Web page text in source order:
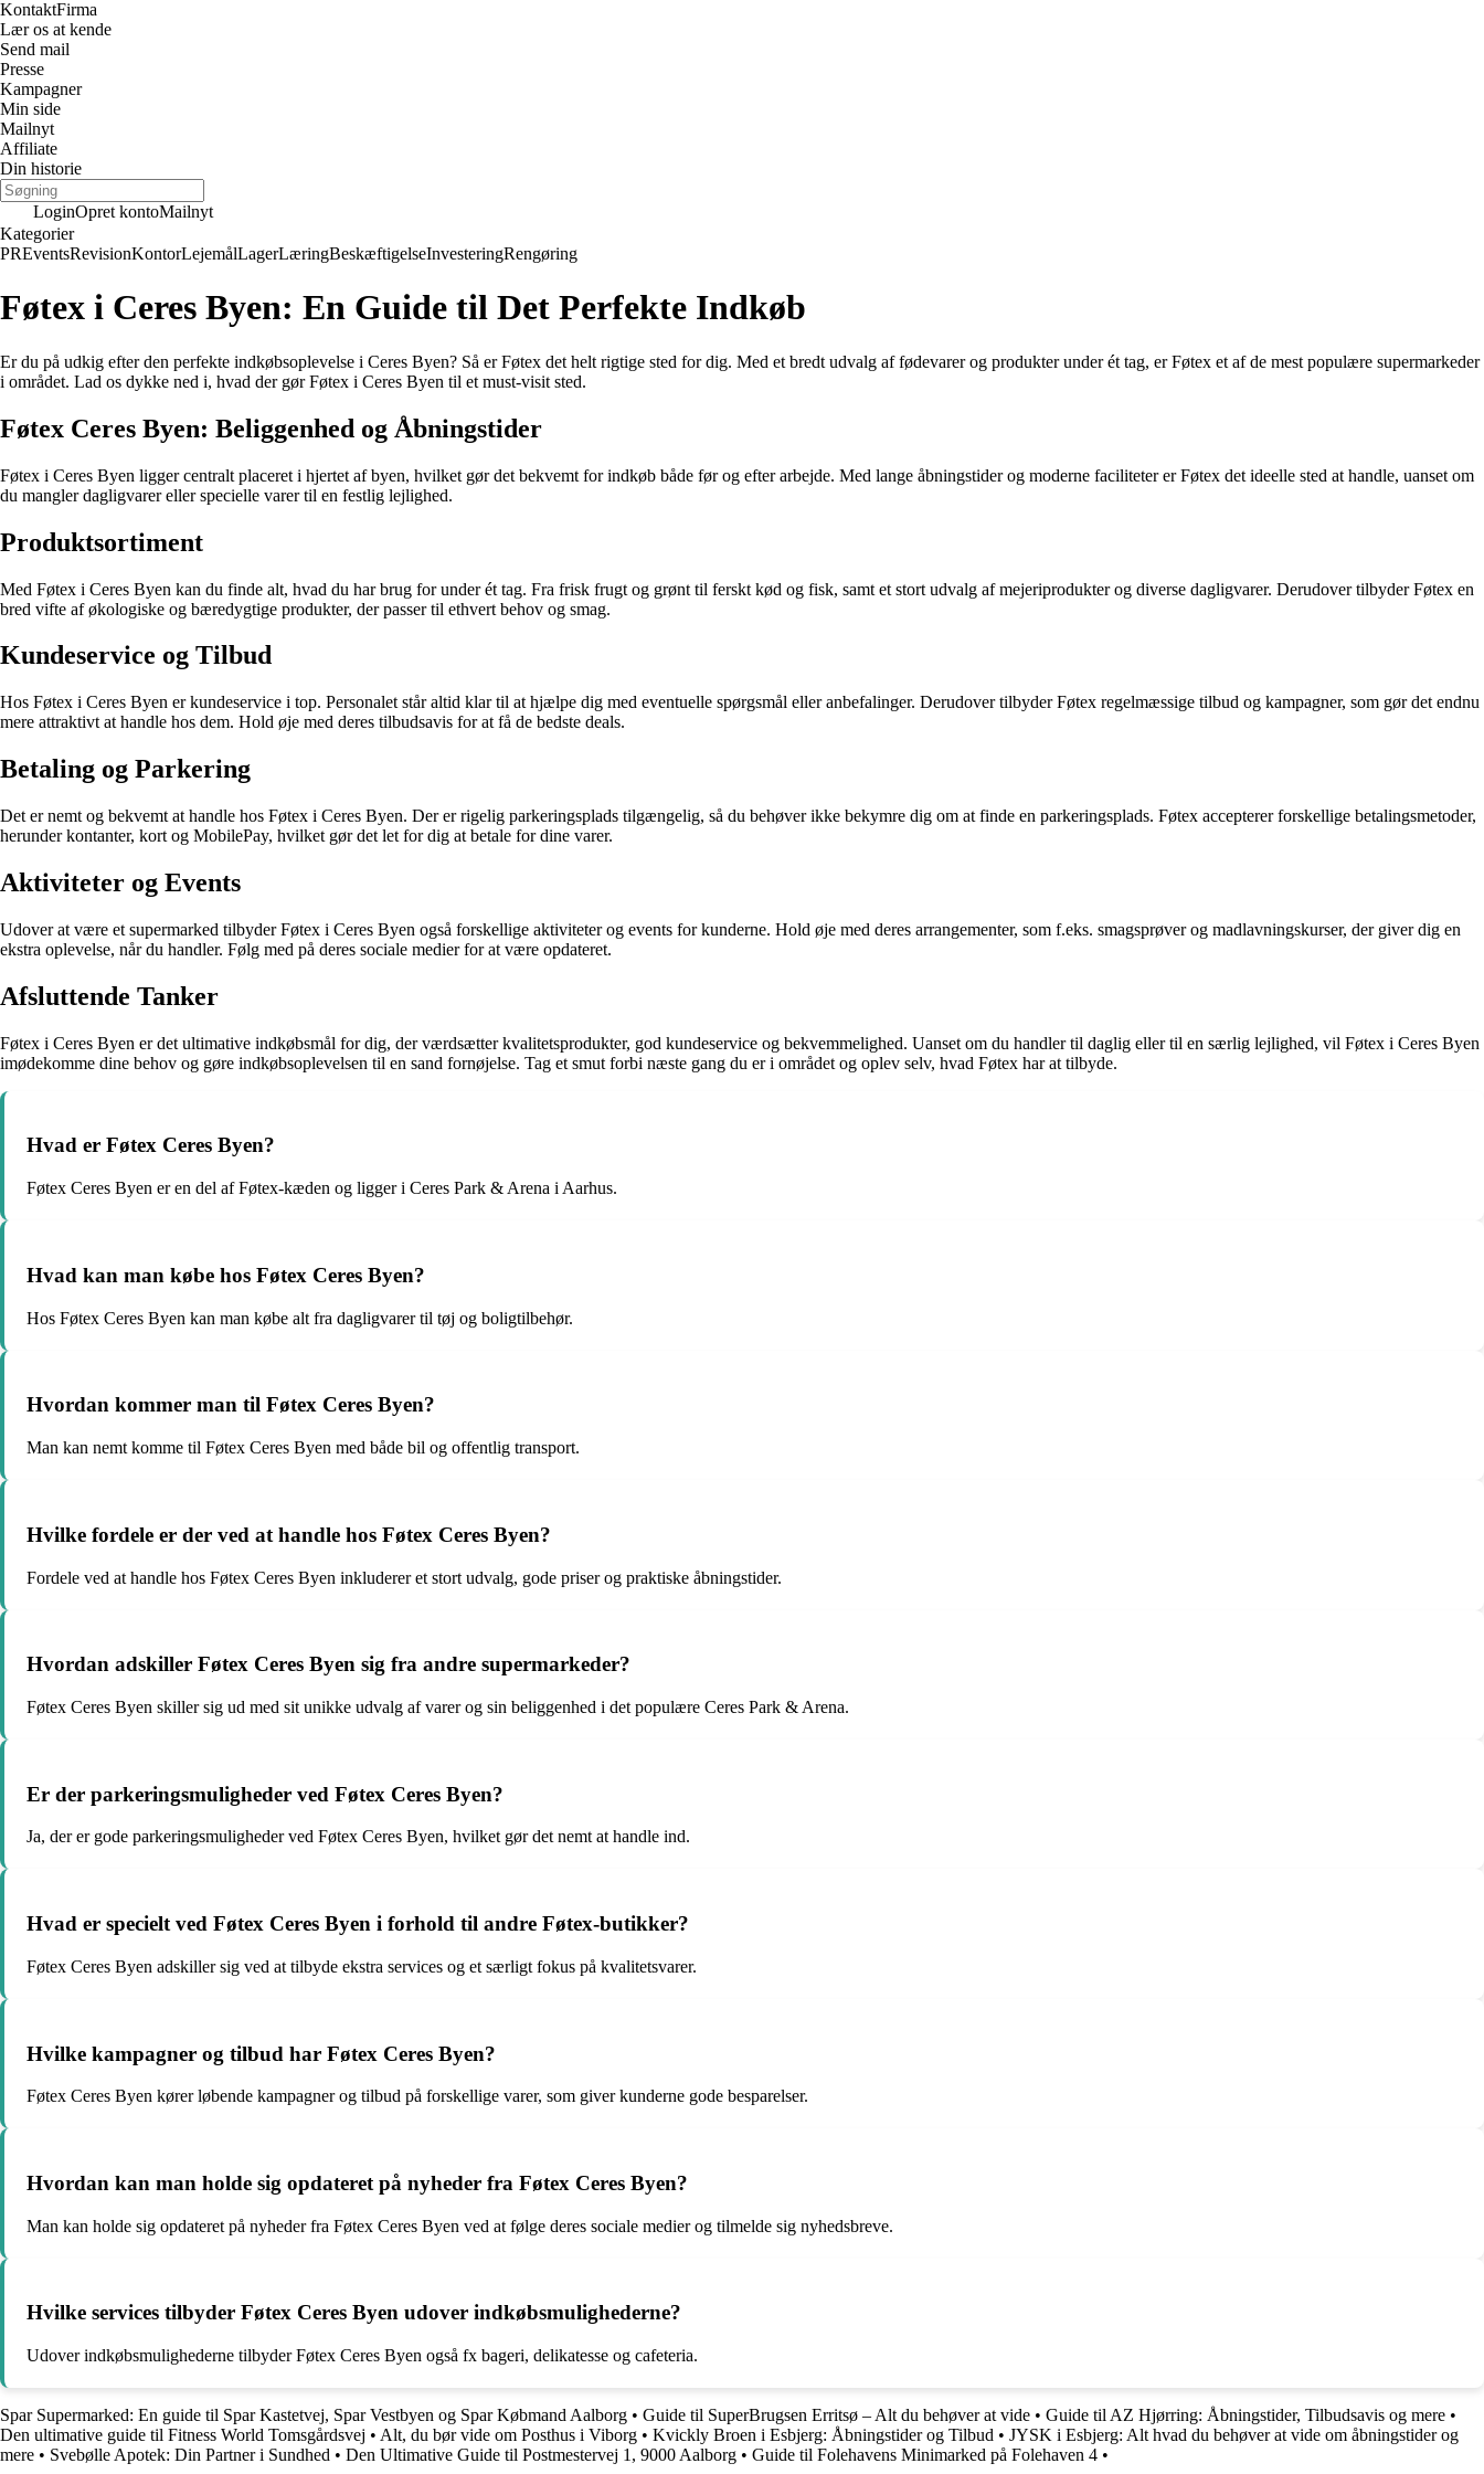
KontaktFirma
Lær os at kende
Send mail
Presse
Kampagner
Min side
Mailnyt
Affiliate
Din historie
LoginOpret kontoMailnyt
Kategorier
PREventsRevisionKontorLejemålLagerLæringBeskæftigelseInvesteringRengøring
Føtex i Ceres Byen: En Guide til Det Perfekte Indkøb
Er du på udkig efter den perfekte indkøbsoplevelse i Ceres Byen? Så er Føtex det helt rigtige sted for dig. Med et bredt udvalg af fødevarer og produkter under ét tag, er Føtex et af de mest populære supermarkeder
i området. Lad os dykke ned i, hvad der gør Føtex i Ceres Byen til et must-visit sted.
Føtex Ceres Byen: Beliggenhed og Åbningstider
Føtex i Ceres Byen ligger centralt placeret i hjertet af byen, hvilket gør det bekvemt for indkøb både før og efter arbejde. Med lange åbningstider og moderne faciliteter er Føtex det ideelle sted at handle, uanset om
du mangler dagligvarer eller specielle varer til en festlig lejlighed.
Produktsortiment
Med Føtex i Ceres Byen kan du finde alt, hvad du har brug for under ét tag. Fra frisk frugt og grønt til ferskt kød og fisk, samt et stort udvalg af mejeriprodukter og diverse dagligvarer. Derudover tilbyder Føtex en
bred vifte af økologiske og bæredygtige produkter, der passer til ethvert behov og smag.
Kundeservice og Tilbud
Hos Føtex i Ceres Byen er kundeservice i top. Personalet står altid klar til at hjælpe dig med eventuelle spørgsmål eller anbefalinger. Derudover tilbyder Føtex regelmæssige tilbud og kampagner, som gør det endnu
mere attraktivt at handle hos dem. Hold øje med deres tilbudsavis for at få de bedste deals.
Betaling og Parkering
Det er nemt og bekvemt at handle hos Føtex i Ceres Byen. Der er rigelig parkeringsplads tilgængelig, så du behøver ikke bekymre dig om at finde en parkeringsplads. Føtex accepterer forskellige betalingsmetoder,
herunder kontanter, kort og MobilePay, hvilket gør det let for dig at betale for dine varer.
Aktiviteter og Events
Udover at være et supermarked tilbyder Føtex i Ceres Byen også forskellige aktiviteter og events for kunderne. Hold øje med deres arrangementer, som f.eks. smagsprøver og madlavningskurser, der giver dig en
ekstra oplevelse, når du handler. Følg med på deres sociale medier for at være opdateret.
Afsluttende Tanker
Føtex i Ceres Byen er det ultimative indkøbsmål for dig, der værdsætter kvalitetsprodukter, god kundeservice og bekvemmelighed. Uanset om du handler til daglig eller til en særlig lejlighed, vil Føtex i Ceres Byen
imødekomme dine behov og gøre indkøbsoplevelsen til en sand fornøjelse. Tag et smut forbi næste gang du er i området og oplev selv, hvad Føtex har at tilbyde.
Hvad er Føtex Ceres Byen?
Føtex Ceres Byen er en del af Føtex-kæden og ligger i Ceres Park & Arena i Aarhus.
Hvad kan man købe hos Føtex Ceres Byen?
Hos Føtex Ceres Byen kan man købe alt fra dagligvarer til tøj og boligtilbehør.
Hvordan kommer man til Føtex Ceres Byen?
Man kan nemt komme til Føtex Ceres Byen med både bil og offentlig transport.
Hvilke fordele er der ved at handle hos Føtex Ceres Byen?
Fordele ved at handle hos Føtex Ceres Byen inkluderer et stort udvalg, gode priser og praktiske åbningstider.
Hvordan adskiller Føtex Ceres Byen sig fra andre supermarkeder?
Føtex Ceres Byen skiller sig ud med sit unikke udvalg af varer og sin beliggenhed i det populære Ceres Park & Arena.
Er der parkeringsmuligheder ved Føtex Ceres Byen?
Ja, der er gode parkeringsmuligheder ved Føtex Ceres Byen, hvilket gør det nemt at handle ind.
Hvad er specielt ved Føtex Ceres Byen i forhold til andre Føtex-butikker?
Føtex Ceres Byen adskiller sig ved at tilbyde ekstra services og et særligt fokus på kvalitetsvarer.
Hvilke kampagner og tilbud har Føtex Ceres Byen?
Føtex Ceres Byen kører løbende kampagner og tilbud på forskellige varer, som giver kunderne gode besparelser.
Hvordan kan man holde sig opdateret på nyheder fra Føtex Ceres Byen?
Man kan holde sig opdateret på nyheder fra Føtex Ceres Byen ved at følge deres sociale medier og tilmelde sig nyhedsbreve.
Hvilke services tilbyder Føtex Ceres Byen udover indkøbsmulighederne?
Udover indkøbsmulighederne tilbyder Føtex Ceres Byen også fx bageri, delikatesse og cafeteria.
Spar Supermarked: En guide til Spar Kastetvej, Spar Vestbyen og Spar Købmand Aalborg • Guide til SuperBrugsen Erritsø – Alt du behøver at vide • Guide til AZ Hjørring: Åbningstider, Tilbudsavis og mere •
Den ultimative guide til Fitness World Tomsgårdsvej • Alt, du bør vide om Posthus i Viborg • Kvickly Broen i Esbjerg: Åbningstider og Tilbud • JYSK i Esbjerg: Alt hvad du behøver at vide om åbningstider og
mere • Svebølle Apotek: Din Partner i Sundhed • Den Ultimative Guide til Postmestervej 1, 9000 Aalborg • Guide til Folehavens Minimarked på Folehaven 4 •